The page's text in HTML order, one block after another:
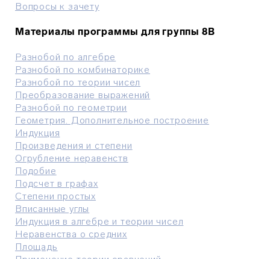
Вопросы к зачету
Материалы программы для группы 8В
Разнобой по алгебре
Разнобой по комбинаторике
Разнобой по теории чисел
Преобразование выражений
Разнобой по геометрии
Геометрия. Дополнительное построение
Индукция
Произведения и степени
Огрубление неравенств
Подобие
Подсчет в графах
Степени простых
Вписанные углы
Индукция в алгебре и теории чисел
Неравенства о средних
Площадь